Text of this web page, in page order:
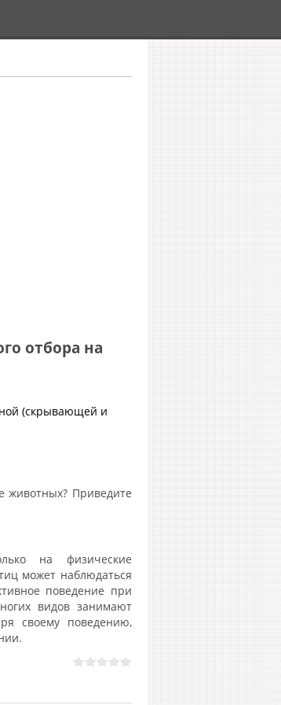
отбора на
(скрывающей и
животных? Приведите
на физические
может наблюдаться
поведение при
видов занимают
своему поведению,